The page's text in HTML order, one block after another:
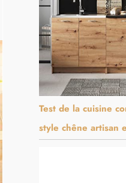
Test de la cuisine
style chêne artisan